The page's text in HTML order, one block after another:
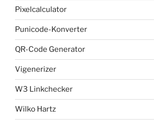
Pixelcalculator
Punicode-Konverter
QR-Code Generator
Vigenerizer
W3 Linkchecker
Wilko Hartz